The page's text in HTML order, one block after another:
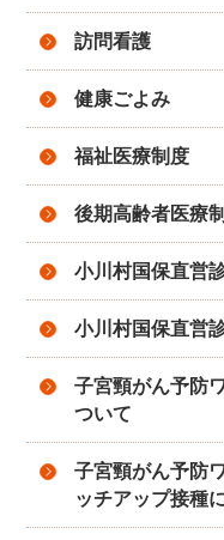
訪問看護
健康ごよみ
福祉医療制度
後期高齢者医療
小川村国保直営
小川村国保直営
子宮頸がん予防
ついて
子宮頸がん予防
ッチアップ接種